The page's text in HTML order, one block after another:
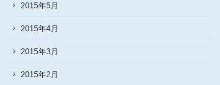
2015年5月
2015年4月
2015年3月
2015年2月